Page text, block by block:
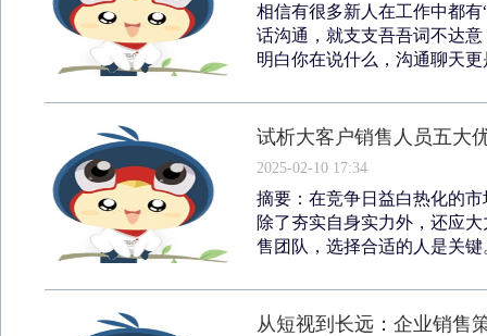
相信有很多新人在工作中都
话沟通，就支支吾吾词不达
明白你在说什么，沟通聊天
试析大客户销售人员五大
2025-02-10 17:34
摘要：在竞争日益白热化的
除了夯实自身实力外，还应
售团队，选择合适的人是关
从短视到长远：企业销售